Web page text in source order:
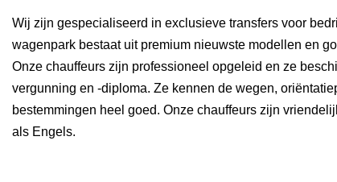
Wij zijn gespecialiseerd in exclusieve transfers voor
wagenpark bestaat uit premium nieuwste modellen en
Onze chauffeurs zijn professioneel opgeleid en ze
vergunning en -diploma. Ze kennen de wegen,
bestemmingen heel goed. Onze chauffeurs zijn
als Engels.